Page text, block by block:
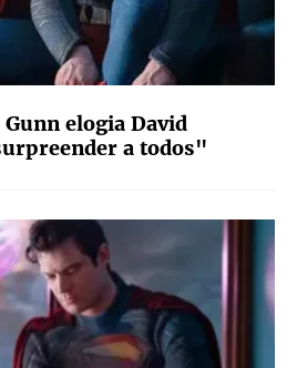
elogia David
a todos"